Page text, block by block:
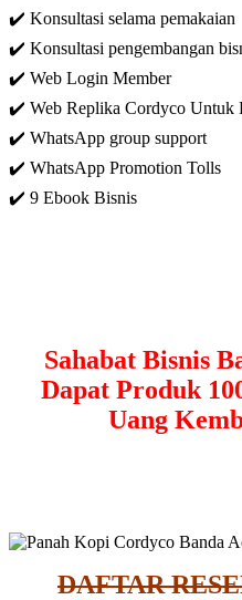
✔️ Konsultasi selama pemakaian
✔️ Konsultasi pengembangan
✔️ Web Login Member
✔️ Web Replika Cordyco Untuk
✔️ WhatsApp group support
✔️ WhatsApp Promotion Tolls
✔️ 9 Ebook Bisnis
Sahabat Bisnis
Dapat Produk
Uang
DAFTAR